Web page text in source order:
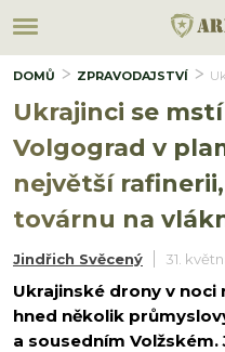
DOMŮ ZPRAVODAJSTVÍ
Ukrajinci se
Volgograd v
největší
továrnu na
Jindřich Svěcený 31.
Ukrajinské drony v noci
hned několik
a sousedním